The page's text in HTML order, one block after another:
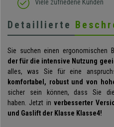
Viele zufriedene Kunden
Detaillierte
Sie suchen einen ergonomischen
der für die intensive Nutzung
alles, was Sie für eine
komfortabel, robust und von
sicher sein können, dass Sie
haben. Jetzt in verbesserter
und Gaslift der Klasse Klasse4!